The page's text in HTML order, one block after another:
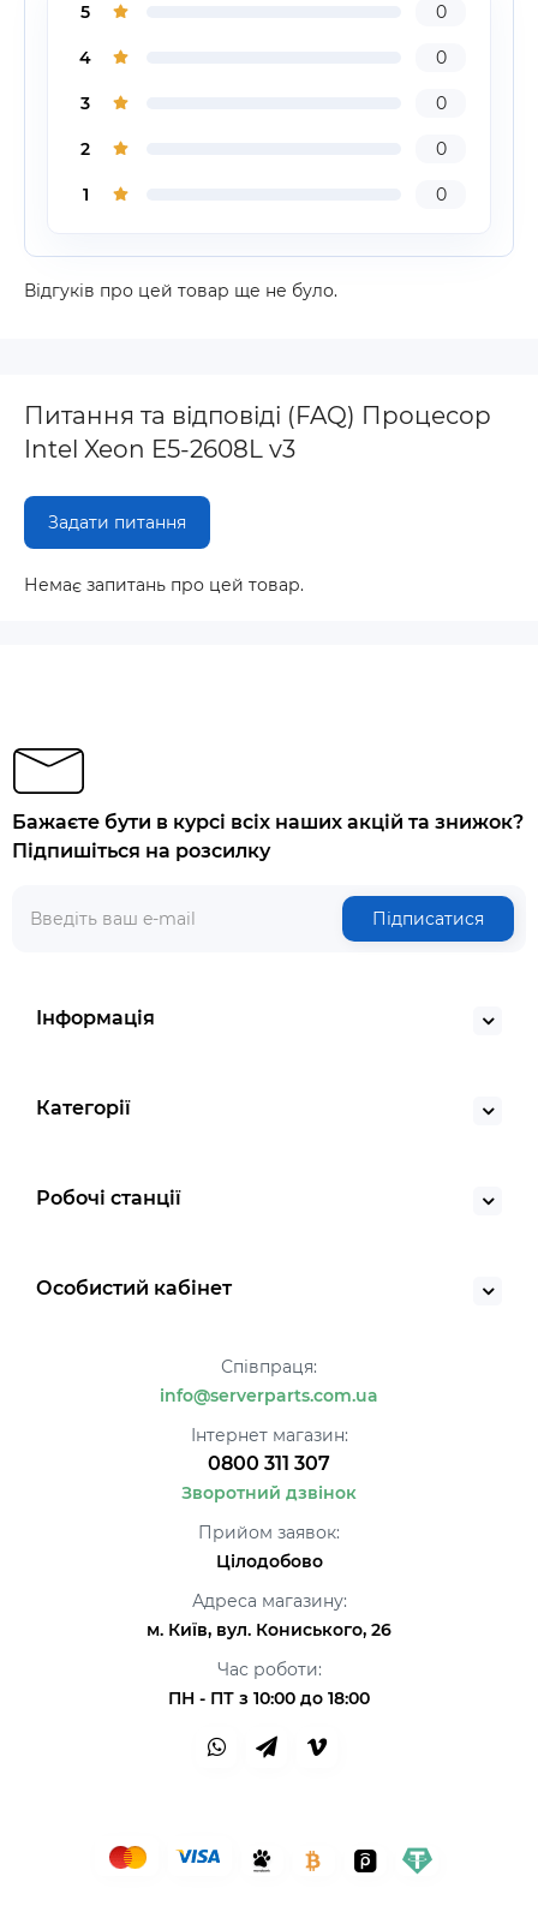
5 0
4 0
3 0
2 0
1 0
Відгуків про цей товар ще не було.
Питання та відповіді (FAQ) Процесор
Intel Xeon E5-2608L v3
Задати питання
Немає запитань про цей товар.
Бажаєте бути в курсі всіх наших акцій та знижок?
Підпишіться на розсилку
Підписатися
Інформація
Категорії
Робочі станції
Особистий кабінет
Співпраця:
info@serverparts.com.ua
Інтернет магазин:
0800 311 307
Зворотний дзвінок
Прийом заявок:
Цілодобово
Адреса магазину:
м. Київ, вул. Кониського, 26
Час роботи:
ПН - ПТ з 10:00 до 18:00